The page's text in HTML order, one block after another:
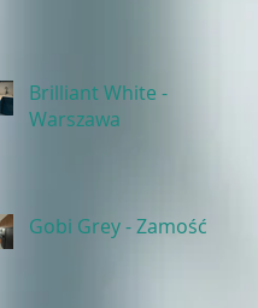
Brilliant White -
Warszawa
Gobi Grey - Zamość